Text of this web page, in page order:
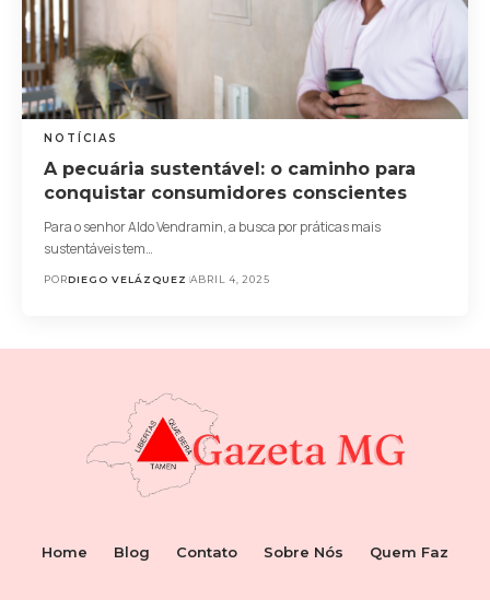
NOTÍCIAS
A pecuária sustentável: o caminho para
conquistar consumidores conscientes
Para o senhor Aldo Vendramin, a busca por práticas mais
sustentáveis tem…
PORDIEGO VELÁZQUEZ ABRIL 4, 2025
Home Blog Contato Sobre Nós Quem Faz